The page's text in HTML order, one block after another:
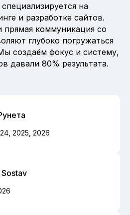
на
и разработке сайтов.
коммуникация со
глубоко погружаться
создаём фокус и систему,
давали 80% результата.
2025, 2026